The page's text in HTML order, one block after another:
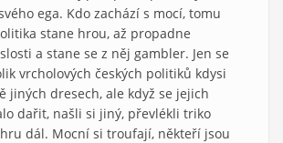
ega. Kdo zachází s mocí, tomu
stane hrou, až propadne
a stane se z něj gambler. Jen se
vrcholových českých politiků kdysi
jiných dresech, ale když se jejich
dařit, našli si jiný, převlékli triko
dál. Mocní si troufají, někteří jsou